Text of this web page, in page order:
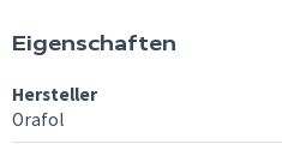
Eigenschaften
Hersteller
Orafol